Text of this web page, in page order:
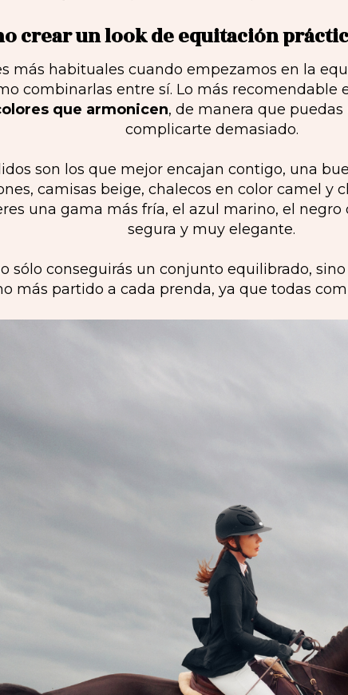
crear un look de equitación
más habituales cuando empezamos en la
combinarlas entre sí. Lo más recomendable
que armonicen, de manera que
complicarte demasiado.
son los que mejor encajan contigo, una
camisas beige, chalecos en color camel y
una gama más fría, el azul marino, el negro
segura y muy elegante.
sólo conseguirás un conjunto equilibrado,
más partido a cada prenda, ya que todas